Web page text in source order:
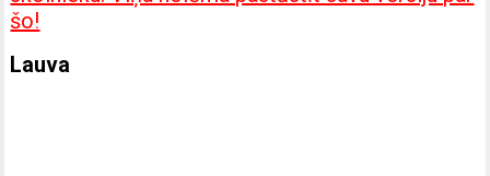
šo!
Lauva